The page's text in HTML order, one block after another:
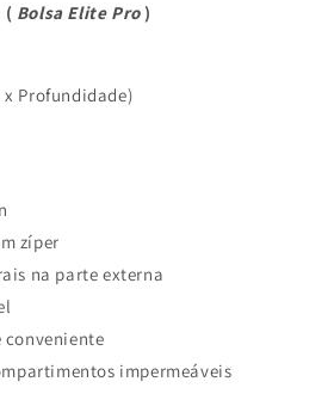
( Bolsa Elite Pro)
Profundidade)
zíper
na parte externa
conveniente
impermeáveis